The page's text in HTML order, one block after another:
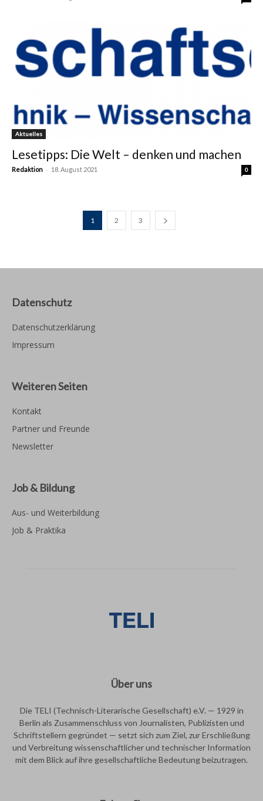
Aktuelles
Lesetipps: Die Welt – denken und machen
Redaktion - 18. August 2021 0
1 2 3
Datenschutz
Datenschutzerklärung
Impressum
Weiteren Seiten
Kontakt
Partner und Freunde
Newsletter
Job & Bildung
Aus- und Weiterbildung
Job & Praktika
Über uns
Die TELI (Technisch-Literarische Gesellschaft) e.V. — 1929 in
Berlin als Zusammenschluss von Journalisten, Publizisten und
Schriftstellern gegründet — setzt sich zum Ziel, zur Erschließung
und Verbreitung wissenschaftlicher und technischer Information
mit dem Blick auf ihre gesellschaftliche Bedeutung beizutragen.